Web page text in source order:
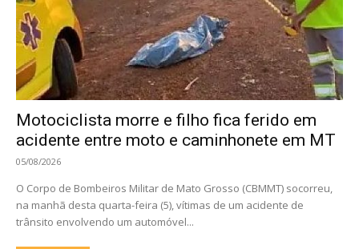
Motociclista morre e filho fica ferido em
acidente entre moto e caminhonete em MT
05/08/2026
O Corpo de Bombeiros Militar de Mato Grosso (CBMMT) socorreu,
na manhã desta quarta-feira (5), vítimas de um acidente de
trânsito envolvendo um automóvel...